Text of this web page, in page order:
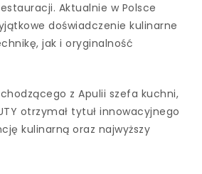
Aktualnie w Polsce
doświadczenie kulinarne
jak i oryginalność
z Apulii szefa kuchni,
otrzymał tytuł innowacyjnego
kulinarną oraz najwyższy